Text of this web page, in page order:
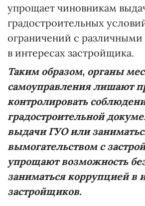
упрощает чиновникам
градостроительных
ограничений с
в интересах застройщика.
Таким образом, органы
самоуправления лишают
контролировать
градостроительной
выдачи ГУО или
вымогательством с
упрощают возможность
заниматься коррупцией в
застройщиков.